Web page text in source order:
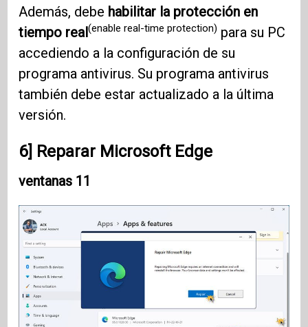
Además, debe habilitar la protección en
tiempo real(enable real-time protection) para su PC
accediendo a la configuración de su
programa antivirus. Su programa antivirus
también debe estar actualizado a la última
versión.
6] Reparar Microsoft Edge
ventanas 11